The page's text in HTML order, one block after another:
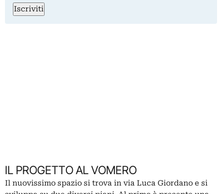
Iscriviti
IL PROGETTO AL VOMERO
Il nuovissimo spazio si trova in via Luca Giordano e si